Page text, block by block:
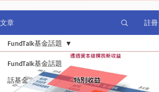
文章 註冊
FundTalk基金話題
話基金
FundTalk基金話題